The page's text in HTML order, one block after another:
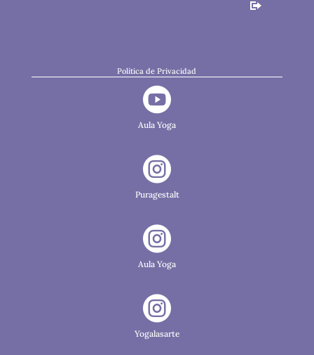
Política de Privacidad

Aula Yoga

Puragestalt

Aula Yoga

Yogalasarte